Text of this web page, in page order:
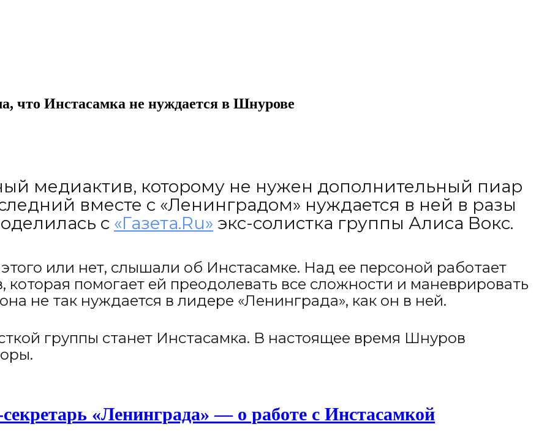
что Инстасамка не нуждается в Шнурове
медиактив, которому не нужен дополнительный пиар
вместе с «Ленинградом» нуждается в ней в разы
с «Газета.Ru» экс-солистка группы Алиса Вокс.
или нет, слышали об Инстасамке. Над ее персоной работает
помогает ей преодолевать все сложности и маневрировать
не так нуждается в лидере «Ленинграда», как он в ней.
группы станет Инстасамка. В настоящее время Шнуров
«Ленинграда» — о работе с Инстасамкой